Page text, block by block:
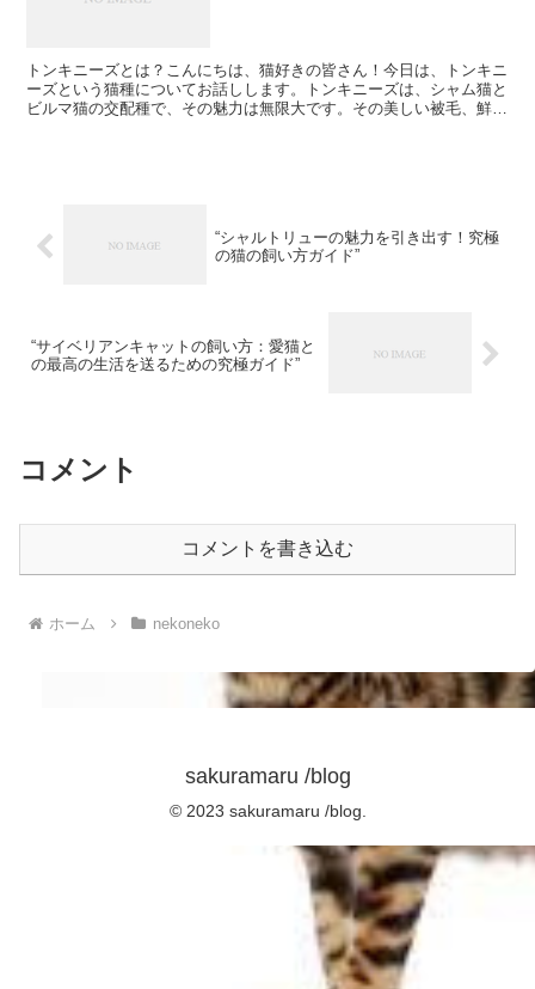
トンキニーズとは？こんにちは、猫好きの皆さん！今日は、トンキニ
ーズという猫種についてお話しします。トンキニーズは、シャム猫と
ビルマ猫の交配種で、その魅力は無限大です。その美しい被毛、鮮や
“シャルトリューの魅力を引き出す！究極
の猫の飼い方ガイド”
“サイベリアンキャットの飼い方：愛猫と
の最高の生活を送るための究極ガイド”
コメント
コメントを書き込む
ホーム nekoneko
sakuramaru /blog
© 2023 sakuramaru /blog.